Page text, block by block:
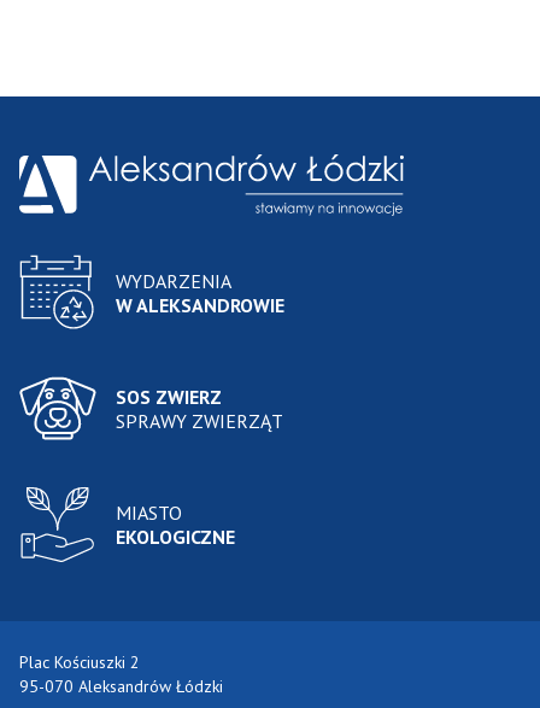
WYDARZENIA
W ALEKSANDROWIE
SOS ZWIERZ
SPRAWY ZWIERZĄT
MIASTO
EKOLOGICZNE
Plac Kościuszki 2
95-070 Aleksandrów Łódzki